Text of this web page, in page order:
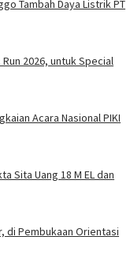
Tambah Daya Listrik PT
2026, untuk Special
Acara Nasional PIKI
Sita Uang 18 M EL dan
di Pembukaan Orientasi